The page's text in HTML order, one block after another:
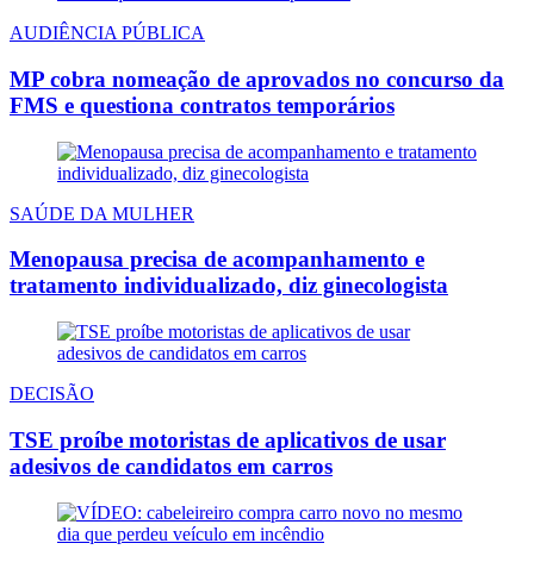
AUDIÊNCIA PÚBLICA
MP cobra nomeação de aprovados no concurso da
FMS e questiona contratos temporários
SAÚDE DA MULHER
Menopausa precisa de acompanhamento e
tratamento individualizado, diz ginecologista
DECISÃO
TSE proíbe motoristas de aplicativos de usar
adesivos de candidatos em carros